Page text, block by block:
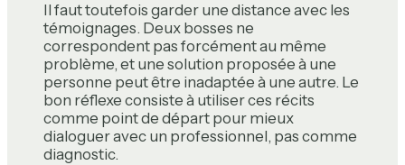
Il faut toutefois garder une distance avec les
témoignages. Deux bosses ne
correspondent pas forcément au même
problème, et une solution proposée à une
personne peut être inadaptée à une autre. Le
bon réflexe consiste à utiliser ces récits
comme point de départ pour mieux
dialoguer avec un professionnel, pas comme
diagnostic.